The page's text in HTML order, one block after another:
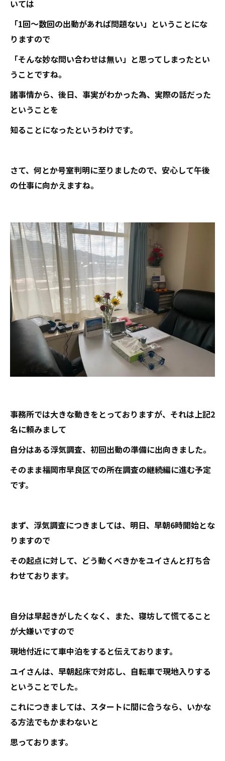
いては
「1回～数回の出動があれば問題ない」ということにな
りますので
「そんな妙な問い合わせは無い」と思ってしまったとい
うことですね。
諸事情から、後日、事実がわかった為、実際の話だった
ということを
知ることになったというわけです。
さて、何とか号室判明に至りましたので、安心して午後
の仕事に向かえますね。
事務所では大きな動きをとっておりますが、それは上記2
名に頼みまして
自分はある浮気調査、初回出動の準備に出向きました。
そのまま福岡市早良区での所在調査の継続編に進む予定
です。
まず、浮気調査につきましては、明日、早朝6時開始とな
りますので
その起点に対して、どう動くべきかをユイさんと打ち合
わせております。
自分は早起きがしたくなく、また、寝坊して慌てること
が大嫌いですので
現地付近にて車中泊をすると伝えております。
ユイさんは、早朝起床で対応し、自転車で現地入りする
ということでした。
これにつきましては、スタートに間に合うなら、いかな
る方法でもかまわないと
思っております。